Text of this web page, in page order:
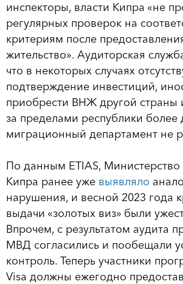
инспекторы, власти Кипра «не
регулярных проверок на
критериям после
жительство». Аудиторская
что в некоторых случаях
подтверждение инвестиций,
приобрести ВНЖ другой страны
за пределами республики более
миграционный департамент не
По данным ЕTIAS, Министерство
Кипра ранее уже выявляло
нарушения, и весной 2023 года
выдачи «золотых виз» были
Впрочем, с результатом аудита
МВД согласились и пообещали
контроль. Теперь участники
Visa должны ежегодно